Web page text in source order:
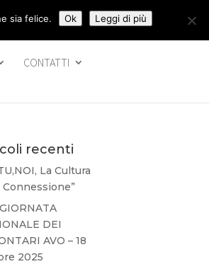
CONTATTI
recenti
La Cultura
Connessione”
DEI
AVO – 18
2025
sia felice. Ok Leggi di più